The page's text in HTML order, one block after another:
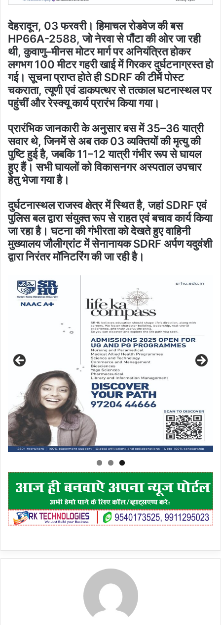
देहरादून, 03 फरवरी। हिमाचल रोडवेज की बस
HP66A-2588, जो नेरवा से पौंटा की ओर जा रही
थी, कुवाणु–मीनस मोटर मार्ग पर अनियंत्रित होकर
लगभग 100 मीटर गहरी खाई में गिरकर दुर्घटनाग्रस्त हो
गई। सूचना प्राप्त होते ही SDRF की टीमें पोस्ट
चकराता, त्यूणी एवं डाकपत्थर से तत्काल घटनास्थल पर
पहुंचीं और रेस्क्यू कार्य प्रारंभ किया गया।
प्रारंभिक जानकारी के अनुसार बस में 35–36 यात्री
सवार थे, जिनमें से अब तक 03 व्यक्तियों की मृत्यु की
पुष्टि हुई है, जबकि 11–12 यात्री गंभीर रूप से घायल
हुए हैं। सभी घायलों को विकासनगर अस्पताल उपचार
हेतु भेजा गया है।
दुर्घटनास्थल राजस्व क्षेत्र में स्थित है, जहां SDRF एवं
पुलिस बल द्वारा संयुक्त रूप से राहत एवं बचाव कार्य किया
जा रहा है। घटना की गंभीरता को देखते हुए वाहिनी
मुख्यालय जौलीग्रांट में सेनानायक SDRF अर्पण यदुवंशी
द्वारा निरंतर मॉनिटरिंग की जा रही है।